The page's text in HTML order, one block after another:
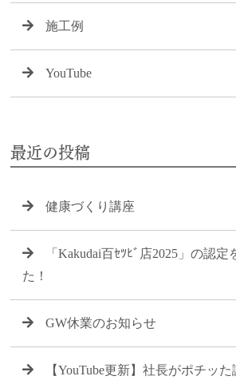
施工例
YouTube
最近の投稿
健康づくり講座
「Kakudai百ｾﾂﾋﾞ店2025」の認
た！
GW休業のお知らせ
【YouTube更新】社長がポチッ